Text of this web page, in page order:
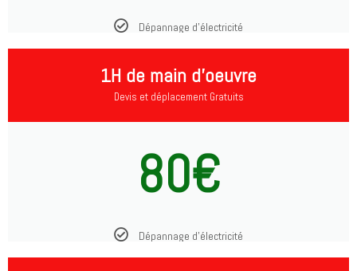
Dépannage d'électricité
1H de main d'oeuvre
Devis et déplacement Gratuits
80€
Dépannage d'électricité